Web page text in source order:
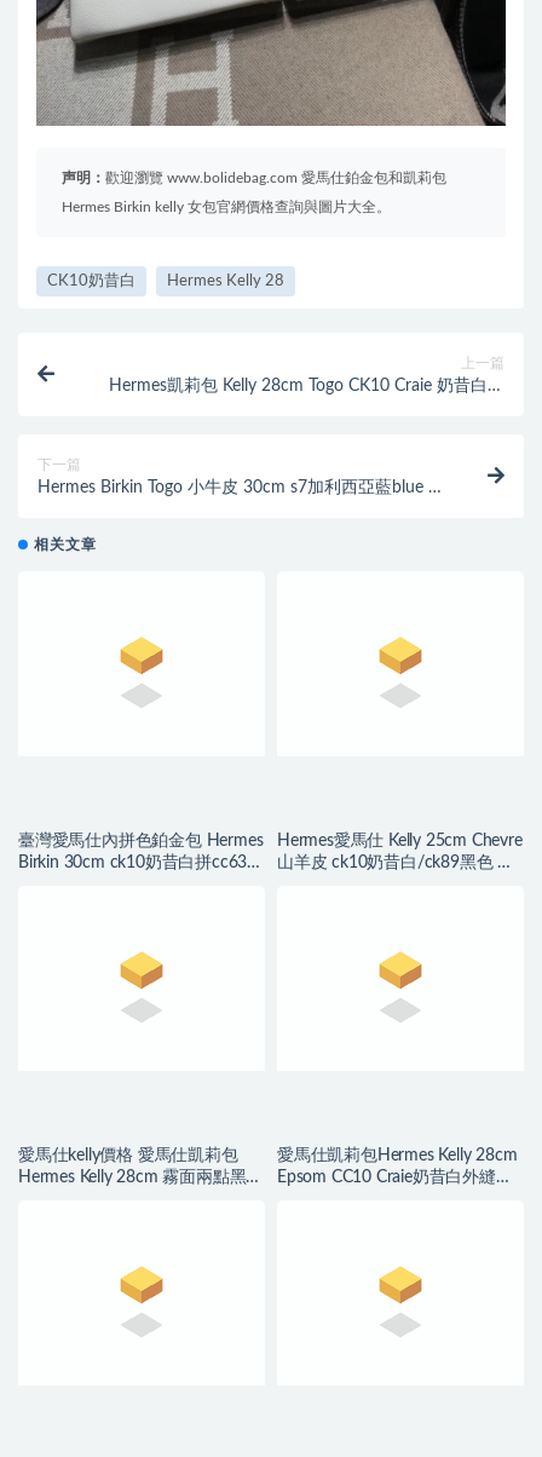
声明： 歡迎瀏覽 www.bolidebag.com 愛馬仕鉑金包和凱莉包
Hermes Birkin kelly 女包官網價格查詢與圖片大全。
CK10奶昔白 Hermes Kelly 28
上一篇
Hermes凱莉包 Kelly 28cm Togo CK10 Craie 奶昔白銀
下一篇
Hermes Birkin Togo 小牛皮 30cm s7加利西亞藍blue de
相关文章
臺灣愛馬仕內拼色鉑金包 Hermes
Birkin 30cm ck10奶昔白拼cc63杏
Hermes愛馬仕 Kelly 25cm Chevre
山羊皮 ck10奶昔白/ck89黑色 拉
愛馬仕kelly價格 愛馬仕凱莉包
Hermes Kelly 28cm 霧面兩點黑色
愛馬仕凱莉包Hermes Kelly 28cm
Epsom CC10 Craie奶昔白外縫银